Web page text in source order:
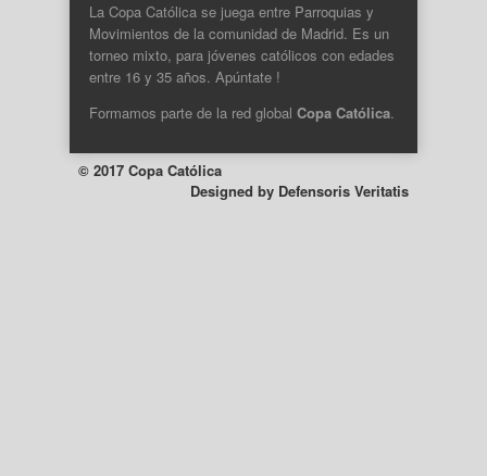
La Copa Católica se juega entre Parroquias y
Movimientos de la comunidad de Madrid. Es un
torneo mixto, para jóvenes católicos con edades
entre 16 y 35 años. Apúntate !
Formamos parte de la red global Copa Católica.
© 2017 Copa Católica
Designed by Defensoris Veritatis